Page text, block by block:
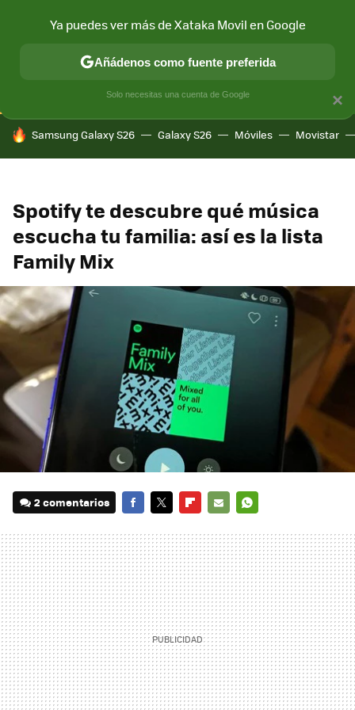
CONECTIVIDAD MÓVIL Y SOCIEDAD APLICACIONES
HOY SE HABLA DE
Samsung Galaxy S26 Galaxy S26 Móviles Movistar
Spotify te descubre qué música
escucha tu familia: así es la lista
Family Mix
2 comentarios
MAIL
×
Ya puedes ver más de Xataka Movil en Google
Añádenos como fuente preferida
Solo necesitas una cuenta de Google